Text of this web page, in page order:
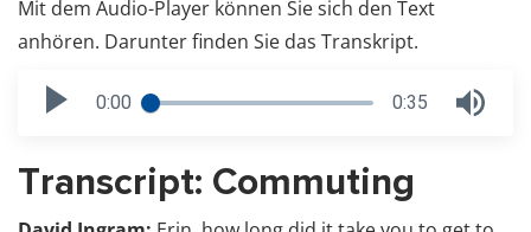
Mit dem Audio-Player können Sie sich den Text
anhören. Darunter finden Sie das Transkript.
0:00 0:35
Transcript: Commuting